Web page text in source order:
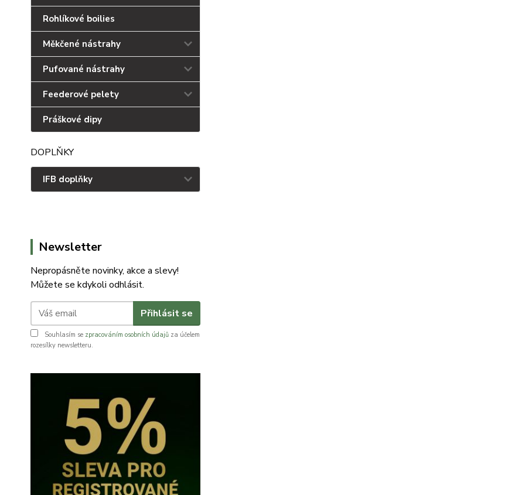
Rohlíkové boilies
Měkčené nástrahy
Pufované nástrahy
Feederové pelety
Práškové dipy
DOPLŇKY
IFB doplňky
Newsletter
Nepropásněte novinky, akce a slevy!
Můžete se kdykoli odhlásit.
Přihlásit se
Souhlasím se zpracováním osobních údajů za účelem
rozesílky newsletteru.